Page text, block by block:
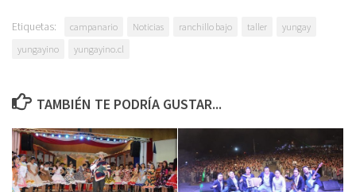
Etiquetas: campanario Noticias ranchillo bajo taller
yungay
yungayino
yungayino.cl
TAMBIÉN TE PODRÍA GUSTAR...